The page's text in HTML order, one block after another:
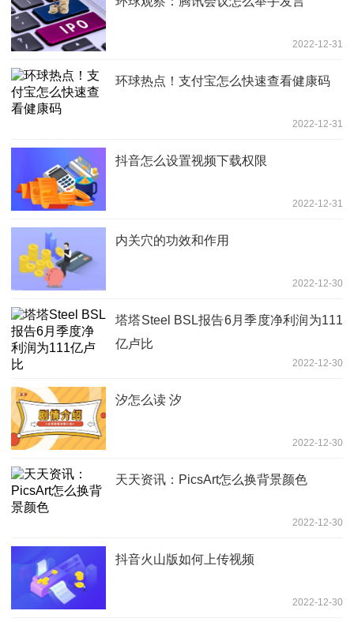
2022-12-31
环球热点！支付宝怎么快速查看健康码
2022-12-31
抖音怎么设置视频下载权限
2022-12-31
内关穴的功效和作用
2022-12-30
塔塔Steel BSL报告6月季度净利润为111
亿卢比
2022-12-30
汐怎么读 汐
2022-12-30
天天资讯：PicsArt怎么换背景颜色
2022-12-30
抖音火山版如何上传视频
2022-12-30